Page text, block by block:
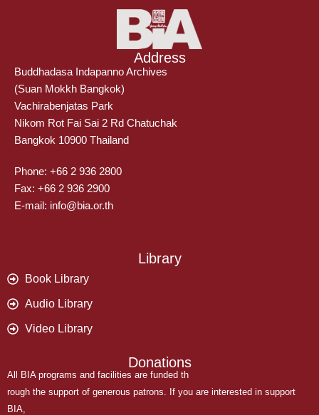
Address
Buddhadasa Indapanno Archives
(Suan Mokkh Bangkok)
Vachirabenjatas Park
Nikom Rot Fai Sai 2 Rd Chatuchak
Bangkok 10900 Thailand
Phone: +66 2 936 2800
Fax: +66 2 936 2900
E-mail: info@bia.or.th
Library
Book Library
Audio Library
Video Library
Donations
All BIA programs and facilities are funded th
rough the support of generous patrons. If you are interested in support
BIA,